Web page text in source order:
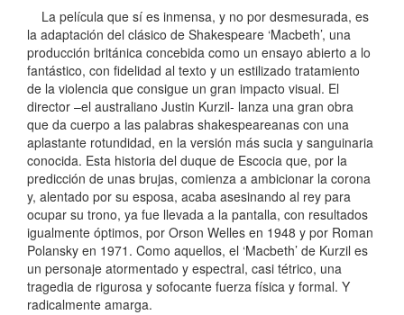
La película que sí es inmensa, y no por desmesurada, es
la adaptación del clásico de Shakespeare ‘Macbeth’, una
producción británica concebida como un ensayo abierto a lo
fantástico, con fidelidad al texto y un estilizado tratamiento
de la violencia que consigue un gran impacto visual. El
director –el australiano Justin Kurzil- lanza una gran obra
que da cuerpo a las palabras shakespeareanas con una
aplastante rotundidad, en la versión más sucia y sanguinaria
conocida. Esta historia del duque de Escocia que, por la
predicción de unas brujas, comienza a ambicionar la corona
y, alentado por su esposa, acaba asesinando al rey para
ocupar su trono, ya fue llevada a la pantalla, con resultados
igualmente óptimos, por Orson Welles en 1948 y por Roman
Polansky en 1971. Como aquellos, el ‘Macbeth’ de Kurzil es
un personaje atormentado y espectral, casi tétrico, una
tragedia de rigurosa y sofocante fuerza física y formal. Y
radicalmente amarga.